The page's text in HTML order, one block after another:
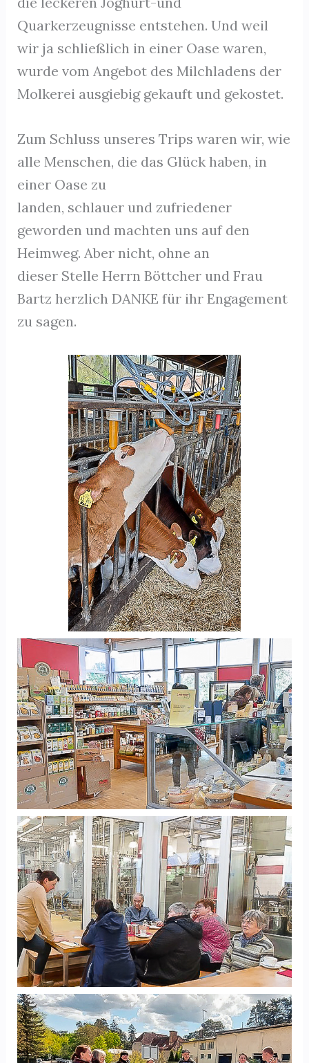
Quarkerzeugnisse entstehen. Und weil
wir ja schließlich in einer Oase waren,
wurde vom Angebot des Milchladens der
Molkerei ausgiebig gekauft und gekostet.
Zum Schluss unseres Trips waren wir, wie
alle Menschen, die das Glück haben, in
einer Oase zu
landen, schlauer und zufriedener
geworden und machten uns auf den
Heimweg. Aber nicht, ohne an
dieser Stelle Herrn Böttcher und Frau
Bartz herzlich DANKE für ihr Engagement
zu sagen.